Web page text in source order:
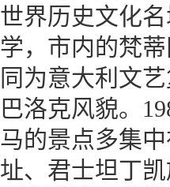
世界历史文化
学，市内的梵
同为意大利文
巴洛克风貌。
马的景点多集
址、君士坦丁